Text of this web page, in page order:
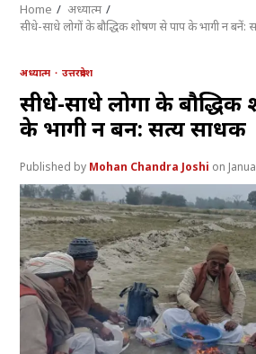
Home
अध्यात्म
सीधे-साधे लोगों के बौद्धिक शोषण से पाप के भागी न बनें:
अध्यात्म उत्तरप्रदेश
सीधे-साधे लोगों के
के भागी न बनें: सत्य साधक
Mohan Chandra Joshi